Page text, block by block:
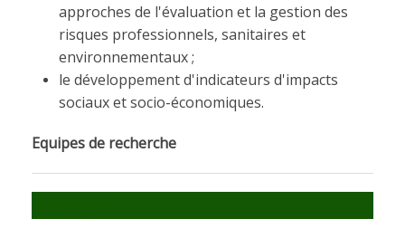
approches de l'évaluation et la gestion des
risques professionnels, sanitaires et
environnementaux ;
le développement d'indicateurs d'impacts
sociaux et socio-économiques.
Equipes de recherche